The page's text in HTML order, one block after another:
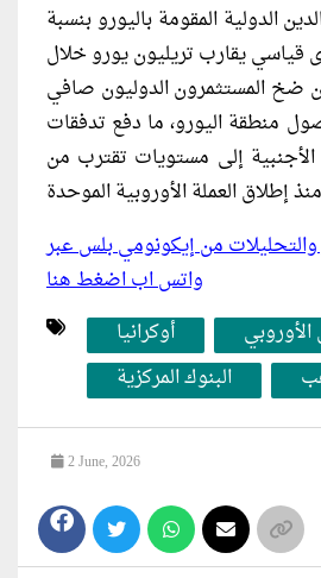
الدولية المقومة باليورو بنسبة
قياسي يقارب تريليون يورو خلال
ضخ المستثمرون الدوليون صافي
أصول منطقة اليورو، ما دفع تدفقات
الأجنبية إلى مستويات تقترب من
والتحليلات من إيكونومي بلس عبر
واتس اب اضغط هنا
أوكرانيا
الأوروبي
البنوك المركزية
2 June, 2026